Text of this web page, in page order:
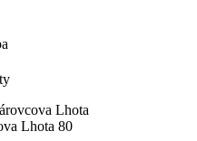
Lhota
Lhota 80